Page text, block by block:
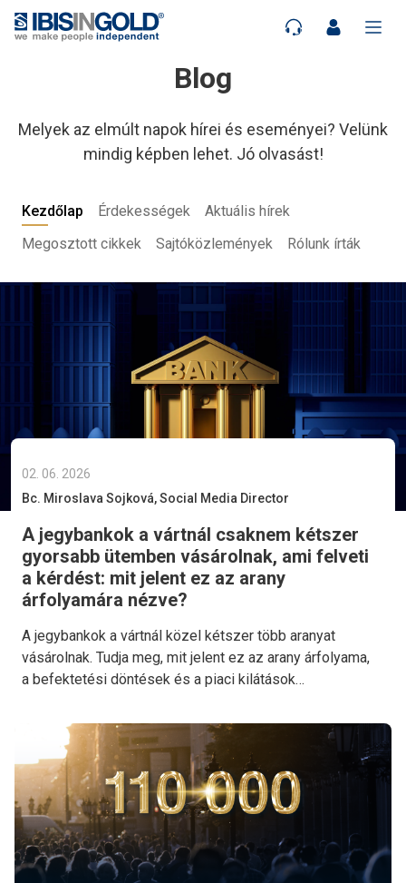
Blog
Melyek az elmúlt napok hírei és eseményei? Velünk
mindig képben lehet. Jó olvasást!
Kezdőlap Érdekességek
Aktuális hírek
Megosztott cikkek
Sajtóközlemények Rólunk írták
02. 06. 2026
Bc. Miroslava Sojková, Social Media Director
A jegybankok a vártnál csaknem kétszer
gyorsabb ütemben vásárolnak, ami felveti
a kérdést: mit jelent ez az arany
árfolyamára nézve?
A jegybankok a vártnál közel kétszer több aranyat
vásárolnak. Tudja meg, mit jelent ez az arany árfolyama,
a befektetési döntések és a piaci kilátások